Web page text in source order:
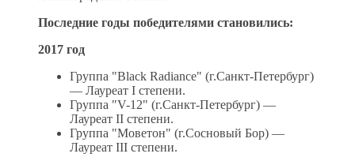
Последние годы победителями становились:
2017 год
Группа "Black Radiance" (г.Санкт-Петербург)
— Лауреат I степени.
Группа "V-12" (г.Санкт-Петербург) —
Лауреат II степени.
Группа "Моветон" (г.Сосновый Бор) —
Лауреат III степени.